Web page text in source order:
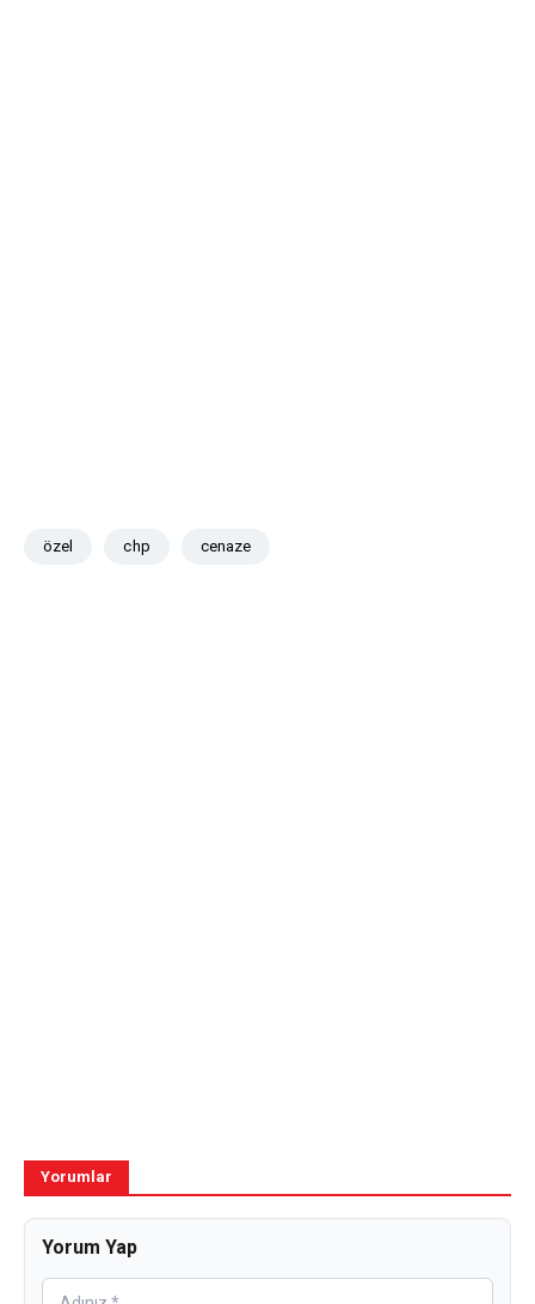
özel chp cenaze
Yorumlar
Yorum Yap